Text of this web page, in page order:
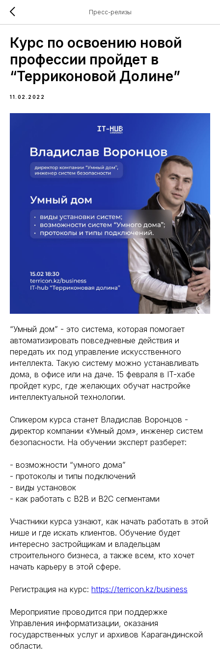
Пресс-релизы
Курс по освоению новой
профессии пройдет в
“Терриконовой Долине”
11.02.2022
“Умный дом” - это система, которая помогает
автоматизировать повседневные действия и
передать их под управление искусственного
интеллекта. Такую систему можно устанавливать
дома, в офисе или на даче. 15 февраля в IT-хабе
пройдет курс, где желающих обучат настройке
интеллектуальной технологии.
Спикером курса станет Владислав Воронцов -
директор компании «Умный дом», инженер систем
безопасности. На обучении эксперт разберет:
- возможности “умного дома”
- протоколы и типы подключений
- виды установок
- как работать с В2В и В2С сегментами
Участники курса узнают, как начать работать в этой
нише и где искать клиентов. Обучение будет
интересно застройщикам и владельцам
строительного бизнеса, а также всем, кто хочет
начать карьеру в этой сфере.
Регистрация на курс: https://terricon.kz/business
Мероприятие проводится при поддержке
Управления информатизации, оказания
государственных услуг и архивов Карагандинской
области.